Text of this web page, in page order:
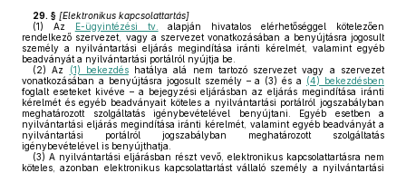
29. § [Elektronikus kapcsolattartás]
(1) Az E-ügyintézési tv.
alapján hivatalos elérhetőséggel kötelezően
rendelkező szervezet, vagy a szervezet vonatkozásában a benyújtásra jogosult
személy a nyilvántartási eljárás megindítása iránti kérelmét, valamint egyéb
beadványát a nyilvántartási portálról nyújtja be.
(2) Az (1) bekezdéshatálya alá nem tartozó szervezet vagy a szervezet
vonatkozásában a benyújtásra jogosult személy – a (3) és a (4) bekezdésben
foglalt eseteket kivéve – a bejegyzési eljárásban az eljárás megindítása iránti
kérelmét és egyéb beadványait köteles a nyilvántartási portálról jogszabályban
meghatározott szolgáltatás igénybevételével benyújtani. Egyéb esetben a
nyilvántartási eljárás megindítása iránti kérelmét, valamint egyéb beadványát a
nyilvántartási portálról jogszabályban meghatározott szolgáltatás
igénybevételével is benyújthatja.
(3) A nyilvántartási eljárásban részt vevő, elektronikus kapcsolattartásra nem
köteles, azonban elektronikus kapcsolattartást vállaló személy a nyilvántartási